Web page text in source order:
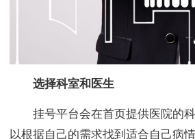
选择科室和医生
挂号平台会在首页提供医院的科
以根据自己的需求找到适合自己病